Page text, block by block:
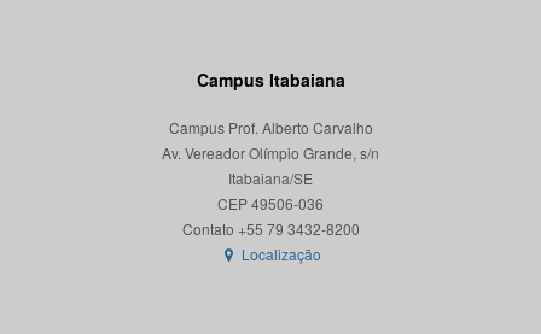
Campus Itabaiana
Campus Prof. Alberto Carvalho
Av. Vereador Olímpio Grande, s/n
Itabaiana/SE
CEP 49506-036
Localização